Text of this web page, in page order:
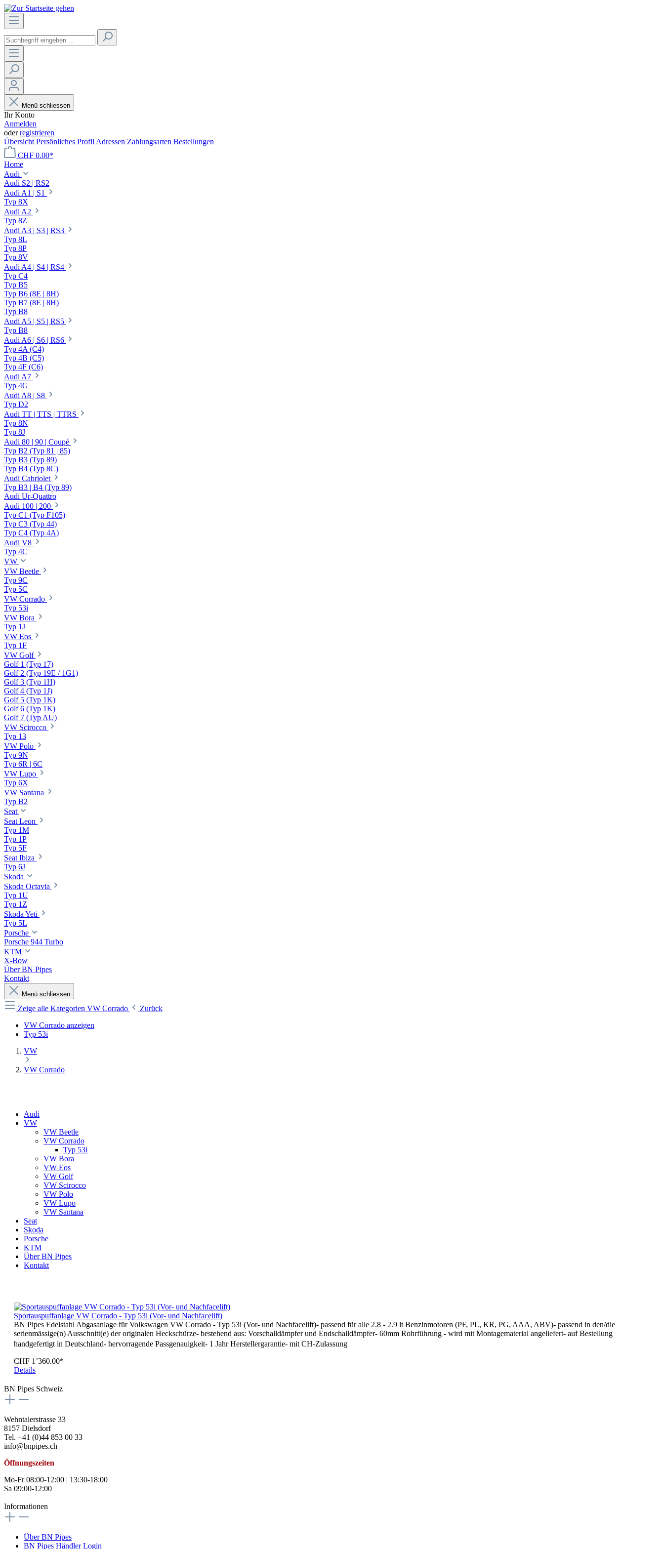
Menü schliessen
Ihr Konto
Anmelden
oderregistrieren
Übersicht Persönliches Profil Adressen Zahlungsarten Bestellungen
CHF 0.00*
Home
Audi
Audi S2 | RS2
Audi A1 | S1
Typ 8X
Audi A2
Typ 8Z
Audi A3 | S3 | RS3
Typ 8L
Typ 8P
Typ 8V
Audi A4 | S4 | RS4
Typ C4
Typ B5
Typ B6 (8E | 8H)
Typ B7 (8E | 8H)
Typ B8
Audi A5 | S5 | RS5
Typ B8
Audi A6 | S6 | RS6
Typ 4A (C4)
Typ 4B (C5)
Typ 4F (C6)
Audi A7
Typ 4G
Audi A8 | S8
Typ D2
Audi TT | TTS | TTRS
Typ 8N
Typ 8J
Audi 80 | 90 | Coupé
Typ B2 (Typ 81 | 85)
Typ B3 (Typ 89)
Typ B4 (Typ 8C)
Audi Cabriolet
Typ B3 | B4 (Typ 89)
Audi Ur-Quattro
Audi 100 | 200
Typ C1 (Typ F105)
Typ C3 (Typ 44)
Typ C4 (Typ 4A)
Audi V8
Typ 4C
VW
VW Beetle
Typ 9C
Typ 5C
VW Corrado
Typ 53i
VW Bora
Typ 1J
VW Eos
Typ 1F
VW Golf
Golf 1 (Typ 17)
Golf 2 (Typ 19E / 1G1)
Golf 3 (Typ 1H)
Golf 4 (Typ 1J)
Golf 5 (Typ 1K)
Golf 6 (Typ 1K)
Golf 7 (Typ AU)
VW Scirocco
Typ 13
VW Polo
Typ 9N
Typ 6R | 6C
VW Lupo
Typ 6X
VW Santana
Typ B2
Seat
Seat Leon
Typ 1M
Typ 1P
Typ 5F
Seat Ibiza
Typ 6J
Skoda
Skoda Octavia
Typ 1U
Typ 1Z
Skoda Yeti
Typ 5L
Porsche
Porsche 944 Turbo
KTM
X-Bow
Über BN Pipes
Kontakt
Menü schliessen
Zeige alle Kategorien VW Corrado
Zurück
VW Corrado anzeigen
Typ 53i
VW
VW Corrado
Audi
VW
VW Beetle
VW Corrado
Typ 53i
VW Bora
VW Eos
VW Golf
VW Scirocco
VW Polo
VW Lupo
VW Santana
Seat
Skoda
Porsche
KTM
Über BN Pipes
Kontakt
Sportauspuffanlage VW Corrado - Typ 53i (Vor- und Nachfacelift)
BN Pipes Edelstahl Abgasanlage für Volkswagen VW Corrado - Typ 53i (Vor- und Nachfacelift)- passend für alle 2.8 - 2.9 lt Benzinmotoren (PF, PL, KR, PG, AAA, ABV)- passend in den/die
serienmässige(n) Ausschnitt(e) der originalen Heckschürze- bestehend aus: Vorschalldämpfer und Endschalldämpfer- 60mm Rohrführung - wird mit Montagematerial angeliefert- auf Bestellung
handgefertigt in Deutschland- hervorragende Passgenauigkeit- 1 Jahr Herstellergarantie- mit CH-Zulassung
CHF 1’360.00*
Details
BN Pipes Schweiz
Wehntalerstrasse 33
8157 Dielsdorf
Tel. +41 (0)44 853 00 33
info@bnpipes.ch
Öffnungszeiten
Mo-Fr 08:00-12:00 | 13:30-18:00
Sa 09:00-12:00
Informationen
Über BN Pipes
BN Pipes Händler Login